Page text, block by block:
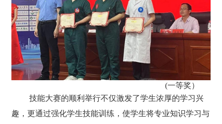
(一等奖）
技能大赛的顺利举行不仅激发了学生浓厚的学习兴
趣，更通过强化学生技能训练，使学生将专业知识学习与